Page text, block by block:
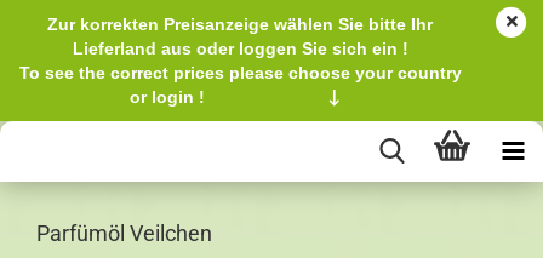
Zur korrekten Preisanzeige wählen Sie bitte Ihr
Lieferland aus oder loggen Sie sich ein !
To see the correct prices please choose your country
or login !
↓
Parfümöl Veilchen